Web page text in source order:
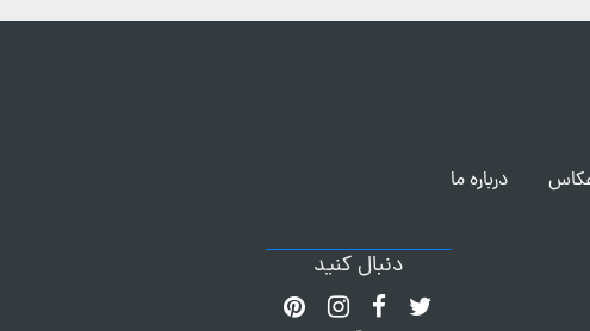
درباره ما
دنبال کنید